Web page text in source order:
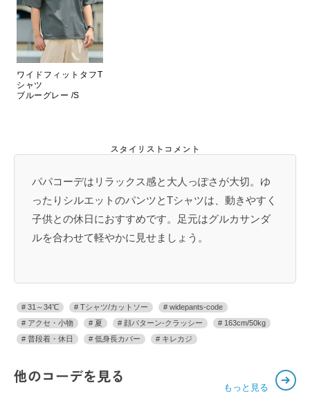
ワイドフィットタフT
シャツ
ブルーグレー /S
スタイリストコメント
パパコーデはリラックス感と大人っぽさが大切。ゆ
ったりシルエットのパンツとTシャツは、動きやすく
子供との休日におすすめです。足元はグルカサンダ
ルを合わせて軽やかに見せましょう。
31～34℃ Tシャツ/カットソー
widepants-code
アクセ・小物
夏 顔パターン-クラッシー
163cm/50kg
普段着・休日
低身長カバー キレカジ
他のコーデを見る
もっと見る